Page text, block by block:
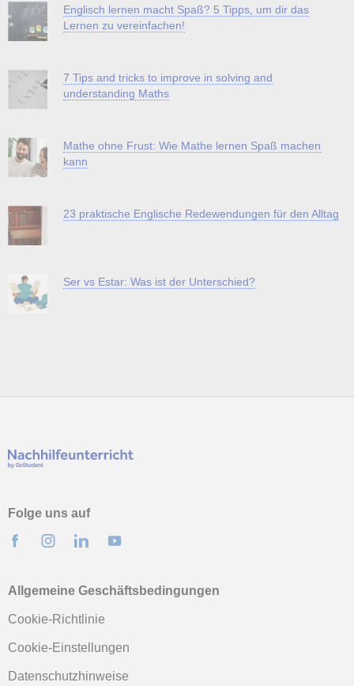
Englisch lernen macht Spaß? 5 Tipps, um dir das
Lernen zu vereinfachen!
7 Tips and tricks to improve in solving and
understanding Maths
Mathe ohne Frust: Wie Mathe lernen Spaß machen
kann
23 praktische Englische Redewendungen für den Alltag
Ser vs Estar: Was ist der Unterschied?
Folge uns auf
Allgemeine Geschäftsbedingungen
Cookie-Richtlinie
Cookie-Einstellungen
Datenschutzhinweise